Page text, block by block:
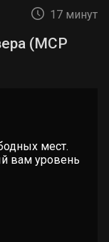
17 минут
(MCP
мест.
вам уровень